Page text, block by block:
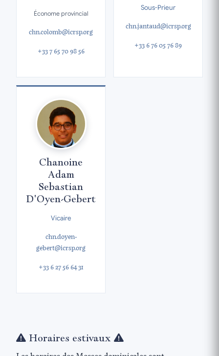
Économe provincial
chn.colomb@icrsp.org
+33 7 65 70 98 56
Sous-Prieur
chn.jantaud@icrsp.org
+33 6 76 05 76 89
Chanoine
Adam
Sebastian
D'Oyen-Gebert
Vicaire
chn.doyen-
gebert@icrsp.org
+33 6 27 56 64 31
Horaires estivaux